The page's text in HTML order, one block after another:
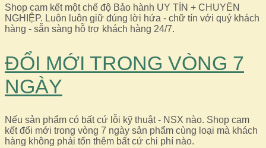
Shop cam kết một chế độ Bảo hành UY TÍN + CHUYÊN
NGHIỆP. Luôn luôn giữ đúng lời hứa - chữ tín với quý khách
hàng - sẵn sàng hỗ trợ khách hàng 24/7.
ĐỔI MỚI TRONG VÒNG 7
NGÀY
Nếu sản phẩm có bất cứ lỗi kỹ thuật - NSX nào. Shop cam
kết đổi mới trong vòng 7 ngày sản phẩm cùng loại mà khách
hàng không phải tốn thêm bất cứ chi phí nào.